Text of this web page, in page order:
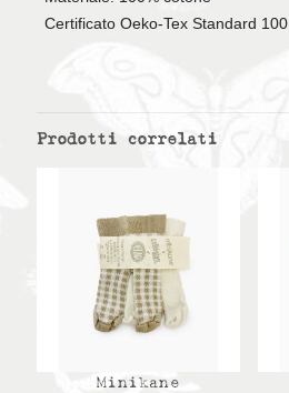
Certificato Oeko-Tex Standard 100
Prodotti correlati
Minikane